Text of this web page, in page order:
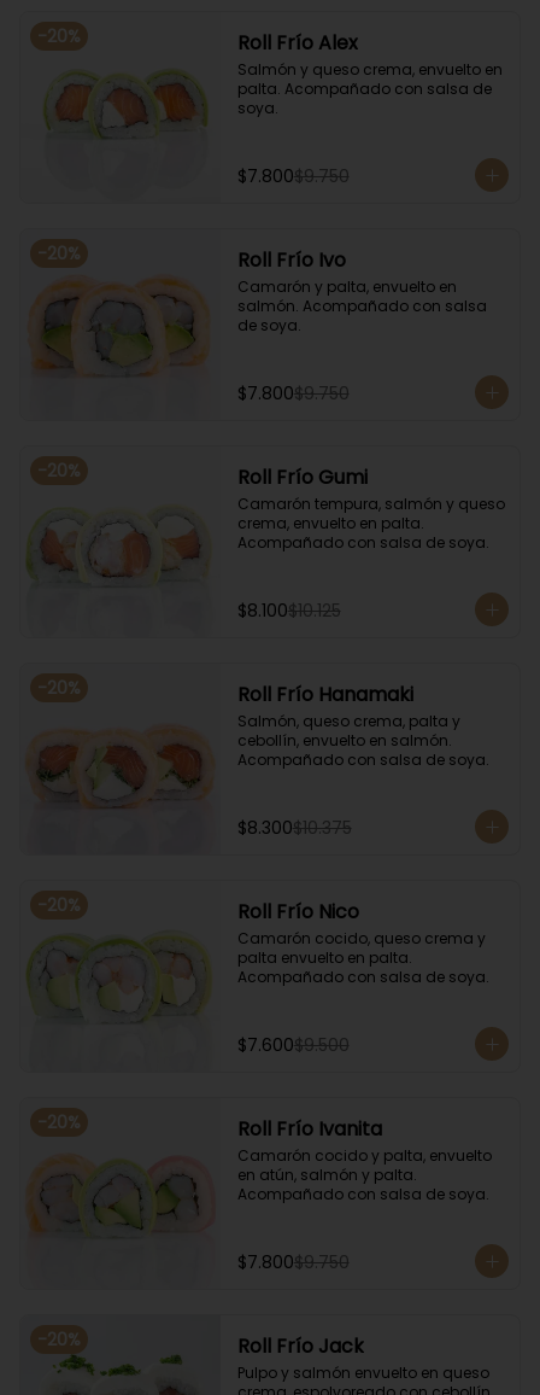
-20% Roll Frío Alex
Salmón y queso crema, envuelto en
palta. Acompañado con salsa de
soya.
$7.800$9.750
-20% Roll Frío Ivo
Camarón y palta, envuelto en
salmón. Acompañado con salsa
de soya.
$7.800$9.750
-20% Roll Frío Gumi
Camarón tempura, salmón y queso
crema, envuelto en palta.
Acompañado con salsa de soya.
$8.100$10.125
-20% Roll Frío Hanamaki
Salmón, queso crema, palta y
cebollín, envuelto en salmón.
Acompañado con salsa de soya.
$8.300$10.375
-20% Roll Frío Nico
Camarón cocido, queso crema y
palta envuelto en palta.
Acompañado con salsa de soya.
$7.600$9.500
-20% Roll Frío Ivanita
Camarón cocido y palta, envuelto
en atún, salmón y palta.
Acompañado con salsa de soya.
$7.800$9.750
-20% Roll Frío Jack
Pulpo y salmón envuelto en queso